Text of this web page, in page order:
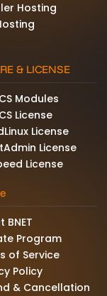
Hosting
& LICENSE
Modules
License
License
License
License
BNET
Program
of Service
Policy
& Cancellation